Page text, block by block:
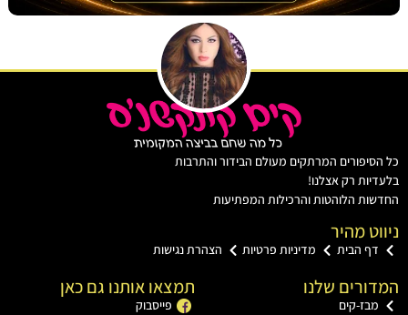
המרתקים מעולם הבידור והתרבות
רק אצלנו!
הלוהטות והרכילות המפתיעות
מהיר
הבית מדיניות פרטיות הצהרת נגישות
שלנו
קים
תמצאו אותנו גם כאן
פייסבוק